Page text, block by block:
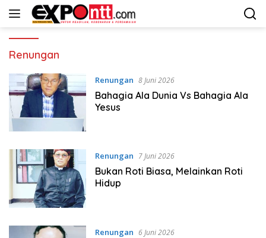
Langsung
Renungan
Renungan 8 Juni 2026
Bahagia Ala Dunia Vs Bahagia Ala
Yesus
Renungan 7 Juni 2026
Bukan Roti Biasa, Melainkan Roti
Hidup
Renungan 6 Juni 2026